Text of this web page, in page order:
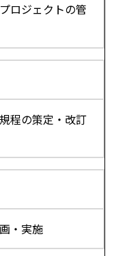
ロジェクトの管
程の策定・改訂
・実施